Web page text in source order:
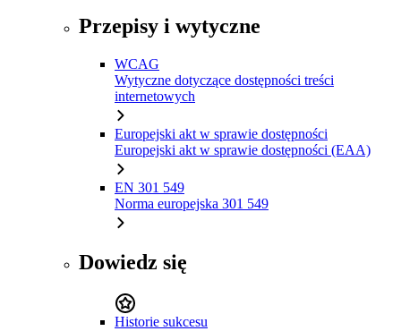
Przepisy i wytyczne
WCAG
Wytyczne dotyczące dostępności treści
internetowych
Europejski akt w sprawie dostępności
Europejski akt w sprawie dostępności (EAA)
EN 301 549
Norma europejska 301 549
Dowiedz się
Historie sukcesu